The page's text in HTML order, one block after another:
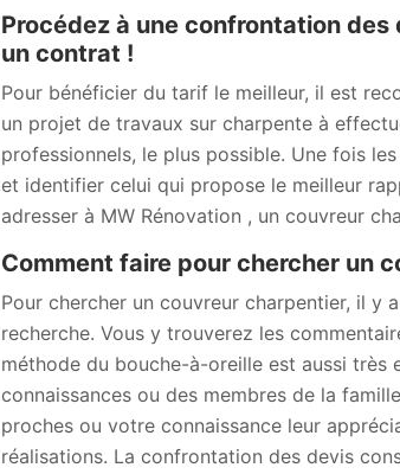
Procédez à une confrontation
un contrat !
Pour bénéficier du tarif le meilleur, il est
un projet de travaux sur charpente à
professionnels, le plus possible. Une fois
et identifier celui qui propose le meilleur
adresser à MW Rénovation , un couvreur
Comment faire pour chercher un
Pour chercher un couvreur charpentier, il y
recherche. Vous y trouverez les
méthode du bouche-à-oreille est aussi très
connaissances ou des membres de la
proches ou votre connaissance leur
réalisations. La confrontation des devis